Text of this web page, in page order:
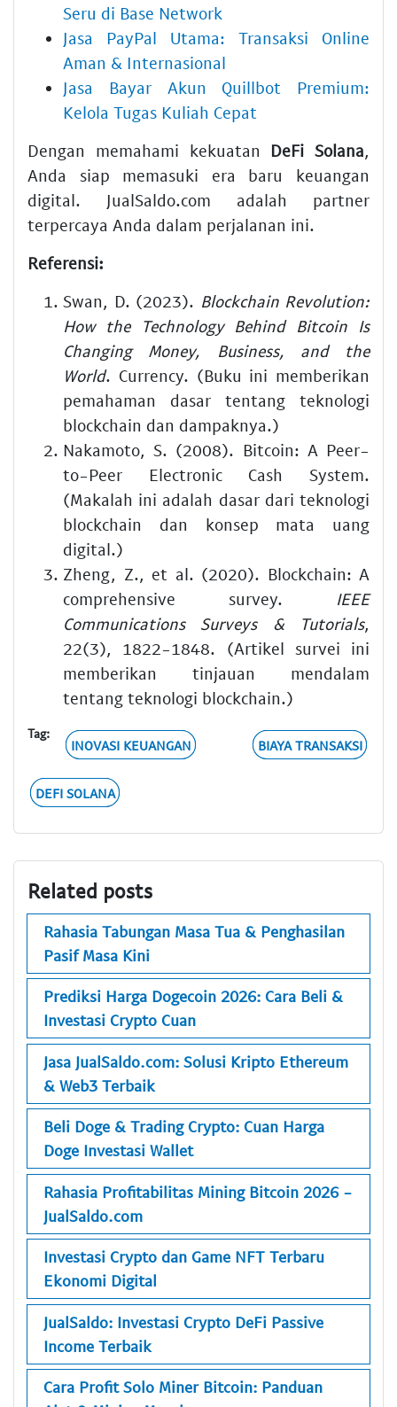
Seru di Base Network
Jasa PayPal Utama: Transaksi Online
Aman & Internasional
Jasa Bayar Akun Quillbot Premium:
Kelola Tugas Kuliah Cepat
Dengan memahami kekuatan DeFi Solana,
Anda siap memasuki era baru keuangan
digital. JualSaldo.com adalah partner
terpercaya Anda dalam perjalanan ini.
Referensi:
Swan, D. (2023). Blockchain Revolution:
How the Technology Behind Bitcoin Is
Changing Money, Business, and the
World. Currency. (Buku ini memberikan
pemahaman dasar tentang teknologi
blockchain dan dampaknya.)
Nakamoto, S. (2008). Bitcoin: A Peer-
to-Peer Electronic Cash System.
(Makalah ini adalah dasar dari teknologi
blockchain dan konsep mata uang
digital.)
Zheng, Z., et al. (2020). Blockchain: A
comprehensive survey. IEEE
Communications Surveys & Tutorials,
22(3), 1822-1848. (Artikel survei ini
memberikan tinjauan mendalam
tentang teknologi blockchain.)
Tag:
INOVASI KEUANGAN BIAYA TRANSAKSI
DEFI SOLANA
Related posts
Rahasia Tabungan Masa Tua & Penghasilan
Pasif Masa Kini
Prediksi Harga Dogecoin 2026: Cara Beli &
Investasi Crypto Cuan
Jasa JualSaldo.com: Solusi Kripto Ethereum
& Web3 Terbaik
Beli Doge & Trading Crypto: Cuan Harga
Doge Investasi Wallet
Rahasia Profitabilitas Mining Bitcoin 2026 -
JualSaldo.com
Investasi Crypto dan Game NFT Terbaru
Ekonomi Digital
JualSaldo: Investasi Crypto DeFi Passive
Income Terbaik
Cara Profit Solo Miner Bitcoin: Panduan